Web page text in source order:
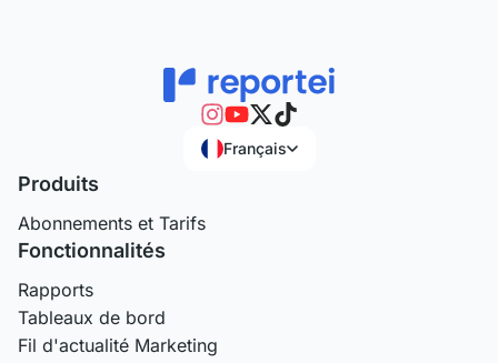
Français
Produits
Abonnements et Tarifs
Fonctionnalités
Rapports
Tableaux de bord
Fil d'actualité Marketing